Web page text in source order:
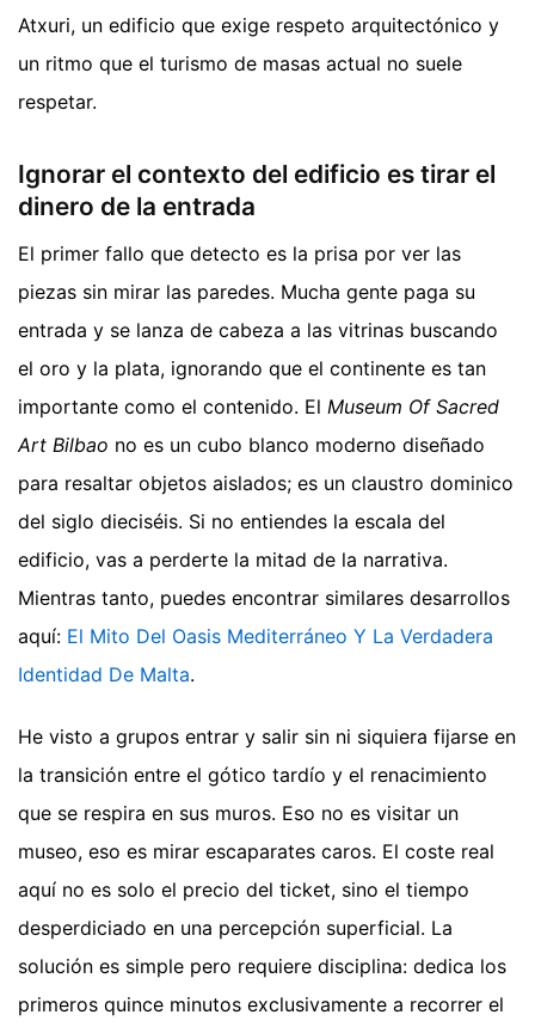
Atxuri, un edificio que exige respeto arquitectónico y
un ritmo que el turismo de masas actual no suele
respetar.
Ignorar el contexto del edificio es tirar el
dinero de la entrada
El primer fallo que detecto es la prisa por ver las
piezas sin mirar las paredes. Mucha gente paga su
entrada y se lanza de cabeza a las vitrinas buscando
el oro y la plata, ignorando que el continente es tan
importante como el contenido. El Museum Of Sacred
Art Bilbao no es un cubo blanco moderno diseñado
para resaltar objetos aislados; es un claustro dominico
del siglo dieciséis. Si no entiendes la escala del
edificio, vas a perderte la mitad de la narrativa.
Mientras tanto, puedes encontrar similares desarrollos
aquí: El Mito Del Oasis Mediterráneo Y La Verdadera
Identidad De Malta.
He visto a grupos entrar y salir sin ni siquiera fijarse en
la transición entre el gótico tardío y el renacimiento
que se respira en sus muros. Eso no es visitar un
museo, eso es mirar escaparates caros. El coste real
aquí no es solo el precio del ticket, sino el tiempo
desperdiciado en una percepción superficial. La
solución es simple pero requiere disciplina: dedica los
primeros quince minutos exclusivamente a recorrer el